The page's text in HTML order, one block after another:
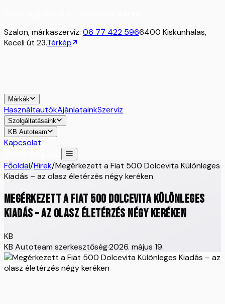
Szalon, márkaszervíz: 06 77 422 5966400 Kiskunhalas,
Keceli út 23.Térkép
Márkák
HasználtautókAjánlatainkSzerviz
Szolgáltatásaink
KB Autoteam
Kapcsolat
Főoldal/Hírek/Megérkezett a Fiat 500 Dolcevita Különleges
Kiadás – az olasz életérzés négy keréken
Megérkezett a Fiat 500 Dolcevita Különleges
Kiadás – az olasz életérzés négy keréken
KB
KB Autoteam szerkesztőség·2026. május 19.